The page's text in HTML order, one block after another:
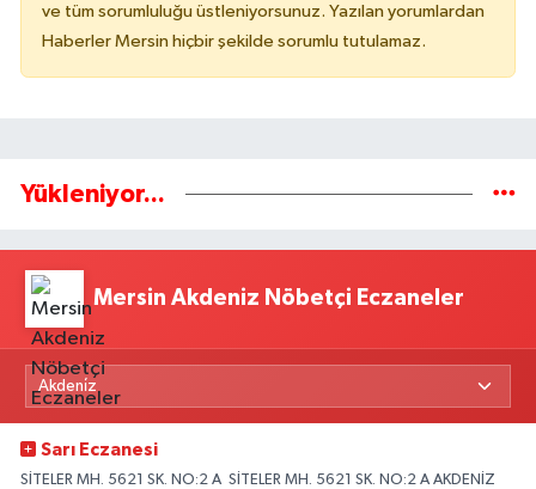
ve tüm sorumluluğu üstleniyorsunuz. Yazılan yorumlardan
Haberler Mersin hiçbir şekilde sorumlu tutulamaz.
Yükleniyor...
Mersin Akdeniz Nöbetçi Eczaneler
Sarı Eczanesi
SİTELER MH. 5621 SK. NO:2 A SİTELER MH. 5621 SK. NO:2 A AKDENİZ